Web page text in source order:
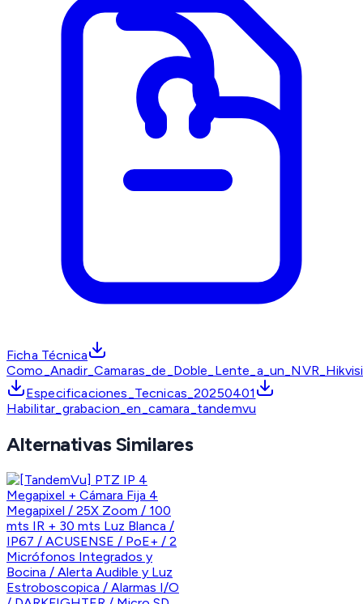
Ficha Técnica
Especificaciones_Tecnicas_20250401
Habilitar_grabacion_en_camara_tandemvu
Alternativas Similares